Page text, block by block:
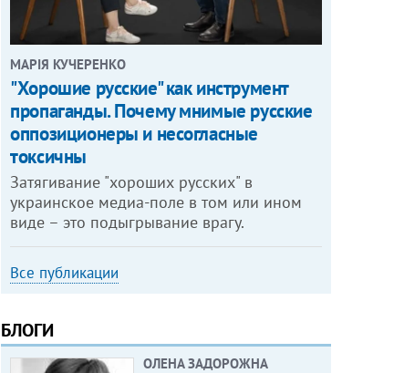
МАРІЯ КУЧЕРЕНКО
"Хорошие русские" как инструмент
пропаганды. Почему мнимые русские
оппозиционеры и несогласные
токсичны
Затягивание "хороших русских" в
украинское медиа-поле в том или ином
виде – это подыгрывание врагу.
Все публикации
БЛОГИ
ОЛЕНА ЗАДОРОЖНА